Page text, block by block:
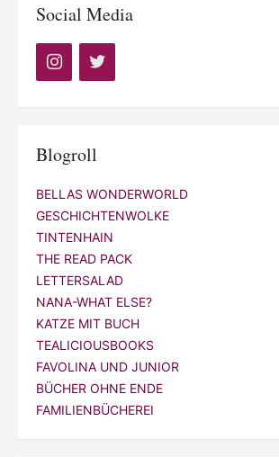
Social Media
Blogroll
BELLAS WONDERWORLD
GESCHICHTENWOLKE
TINTENHAIN
THE READ PACK
LETTERSALAD
NANA-WHAT ELSE?
KATZE MIT BUCH
TEALICIOUSBOOKS
FAVOLINA UND JUNIOR
BÜCHER OHNE ENDE
FAMILIENBÜCHEREI